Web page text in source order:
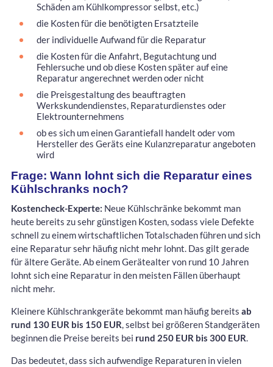
Schäden am Kühlkompressor selbst, etc.)
die Kosten für die benötigten Ersatzteile
der individuelle Aufwand für die Reparatur
die Kosten für die Anfahrt, Begutachtung und
Fehlersuche und ob diese Kosten später auf eine
Reparatur angerechnet werden oder nicht
die Preisgestaltung des beauftragten
Werkskundendienstes, Reparaturdienstes oder
Elektrounternehmens
ob es sich um einen Garantiefall handelt oder vom
Hersteller des Geräts eine Kulanzreparatur angeboten
wird
Frage: Wann lohnt sich die Reparatur eines
Kühlschranks noch?
Kostencheck-Experte: Neue Kühlschränke bekommt man
heute bereits zu sehr günstigen Kosten, sodass viele Defekte
schnell zu einem wirtschaftlichen Totalschaden führen und sich
eine Reparatur sehr häufig nicht mehr lohnt. Das gilt gerade
für ältere Geräte. Ab einem Gerätealter von rund 10 Jahren
lohnt sich eine Reparatur in den meisten Fällen überhaupt
nicht mehr.
Kleinere Kühlschrankgeräte bekommt man häufig bereits ab
rund 130 EUR bis 150 EUR, selbst bei größeren Standgeräten
beginnen die Preise bereits bei rund 250 EUR bis 300 EUR.
Das bedeutet, dass sich aufwendige Reparaturen in vielen